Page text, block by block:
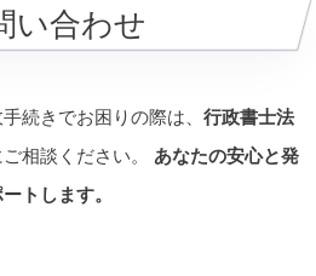
い合わせ
続きでお困りの際は、 行政書士法
相談ください。 あなたの安心と発
トします。